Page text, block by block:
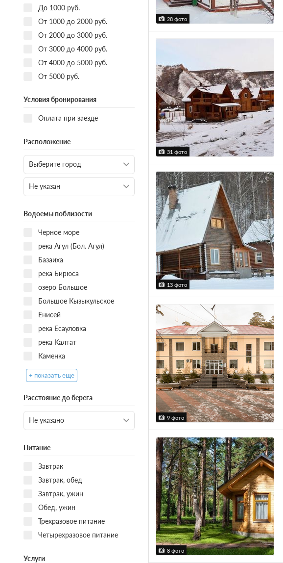
До 1000 руб.
От 1000 до 2000 руб.
От 2000 до 3000 руб.
От 3000 до 4000 руб.
От 4000 до 5000 руб.
От 5000 руб.
Условия бронирования
Оплата при заезде
Расположение
Водоемы поблизости
Черное море
река Агул (Бол. Агул)
Базаиха
река Бирюса
озеро Большое
Большое Кызыкульское
Енисей
река Есауловка
река Калтат
Каменка
+ показать еще
Расстояние до берега
Питание
Завтрак
Завтрак, обед
Завтрак, ужин
Обед, ужин
Трехразовое питание
Четырехразовое питание
Услуги
28 фото
31 фото
13 фото
9 фото
8 фото